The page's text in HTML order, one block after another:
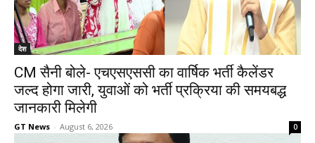
देश
CM सैनी बोले- एचएसएससी का वार्षिक भर्ती कैलेंडर
जल्द होगा जारी, युवाओं को भर्ती प्रक्रिया की समयबद्ध
जानकारी मिलेगी
GT News - August 6, 2026 0